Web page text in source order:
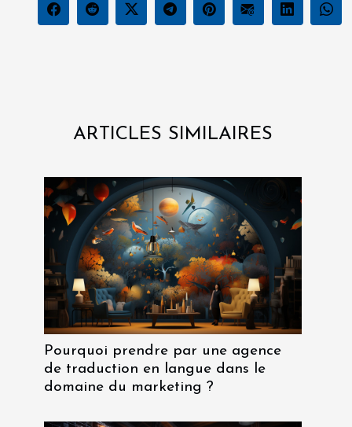
ARTICLES SIMILAIRES
Pourquoi prendre par une agence
de traduction en langue dans le
domaine du marketing ?